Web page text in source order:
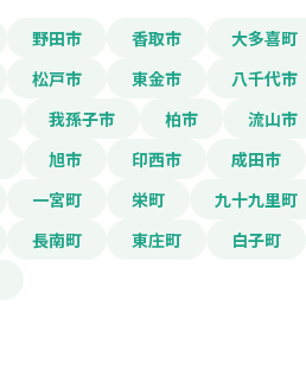
野田市 香取市 大多喜町
松戸市 東金市 八千代市
我孫子市 柏市 流山市
旭市 印西市 成田市
一宮町 栄町 九十九里町
長南町 東庄町 白子町